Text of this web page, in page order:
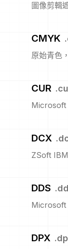
圖像剪輯
CMYK .
原始青色
CUR .
Microsoft
DCX .
ZSoft
DDS .
Microsoft
DPX .